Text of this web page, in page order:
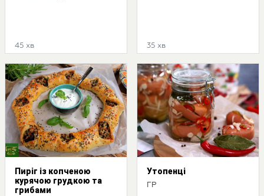
45 хв 35 хв
Пиріг із копченою
курячою грудкою та
грибами
Утопенці
ГР